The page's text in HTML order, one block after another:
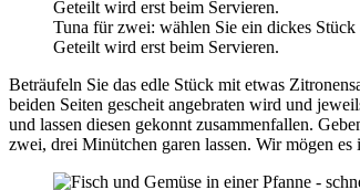
Tuna für zwei: wählen Sie ein dickes Stück
Geteilt wird erst beim Servieren.
Beträufeln Sie das edle Stück mit etwas
beiden Seiten gescheit angebraten wird und
und lassen diesen gekonnt zusammenfallen.
zwei, drei Minütchen garen lassen. Wir mögen es